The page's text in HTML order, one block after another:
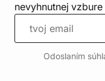
nevyhnutnej vzbure
Odoslaním